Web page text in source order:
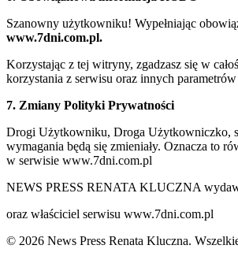
Szanowny użytkowniku! Wypełniając
www.7dni.com.pl.
Korzystając z tej witryny, zgadzasz się w
korzystania z serwisu oraz innych
7. Zmiany Polityki Prywatności
Drogi Użytkowniku, Droga Użytkowniczko,
wymagania będą się zmieniały. Oznacza to
w serwisie www.7dni.com.pl
NEWS PRESS RENATA KLUCZNA
oraz właściciel serwisu www.7dni.com.pl
© 2026 News Press Renata Kluczna.